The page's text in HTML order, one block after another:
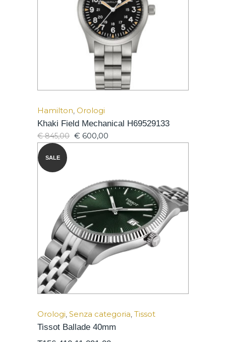
Hamilton, Orologi
Khaki Field Mechanical H69529133
€845,00 € 600,00
SALE
Orologi, Senza categoria, Tissot
Tissot Ballade 40mm